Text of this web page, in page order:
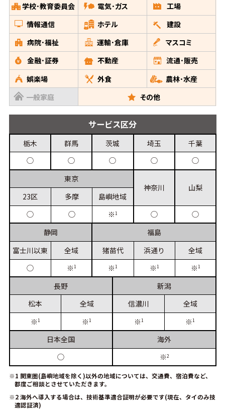
学校･教育委員会
電気･ガス
工場
情報通信
ホテル
建設
病院･福祉
運輸･倉庫
マスコミ
金融･証券
不動産
流通･販売
娯楽場
外食
農林･水産
一般家庭
その他
サービス区分
栃木
◯
群馬
◯
茨城
◯
埼玉
◯
千葉
◯
東京
23区
◯
多摩
◯
島嶼地域
※ 1
神奈川
◯
山梨
◯
静岡
富士川以東
◯
全域
※1
福島
猪苗代
※1
浜通り
※1
全域
※1
長野
松本
※ 1
全域
※1
新潟
信濃川
※ 1
全域
※1
日本全国
◯
海外
※2
※1 関東圏(島嶼地域を除く)以外の地域については、交通費、宿泊費など、
都度ご相談とさせていただきます。
※2 海外へ導入する場合は、技術基準適合証明が必要です(現在、タイのみ技
適認証済)